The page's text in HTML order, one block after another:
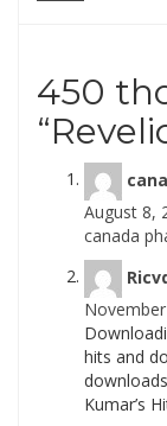
450
“
August 8,
canada
hits and
Kumar’s